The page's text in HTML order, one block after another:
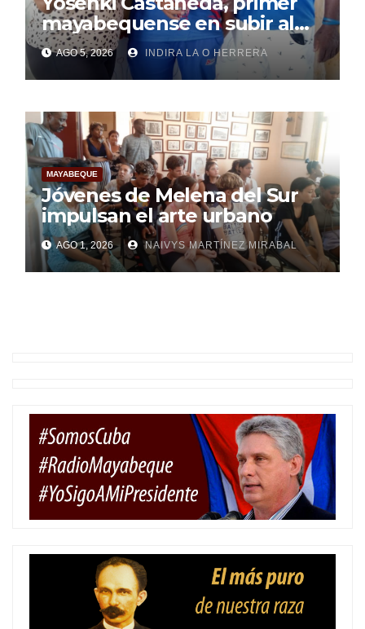
mayabequense en subir al
podio centroamericano
AGO 5, 2026 INDIRA LA O HERRERA
MAYABEQUE
Jóvenes de Melena del Sur
impulsan el arte urbano
AGO 1, 2026 NAIVYS MARTÍNEZ MIRABAL